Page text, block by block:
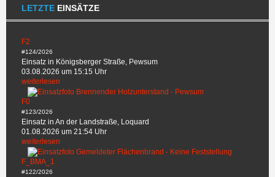
LETZTE EINSÄTZE
F2
#124/2026
Einsatz in Königsberger Straße, Pewsum
03.08.2026 um 15:15 Uhr
weiterlesen
F0
#123/2026
Einsatz in An der Landstraße, Loquard
01.08.2026 um 21:54 Uhr
weiterlesen
F_BMA_1
#122/2026